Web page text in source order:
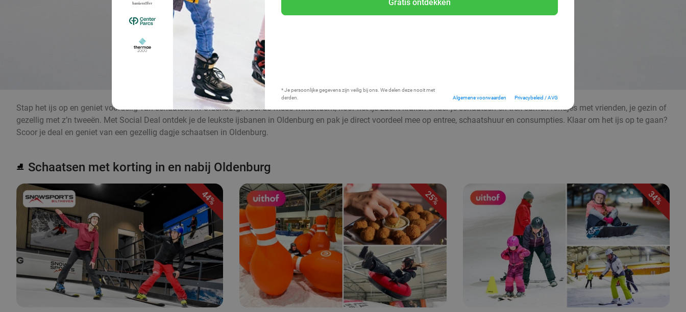
Gratis ontdekken
* Je persoonlijke gegevens zijn veilig bij ons. We delen deze nooit met
derden.
Algemene voorwaarden Privacybeleid / AVG
Stap het ijs op en geniet voordelig van schaatsen in Oldenburg. Voel de frisse winterlucht, hoor het ijs zacht kraken onder je schaatsen en trek samen rondjes met vrienden, je gezin of
gezellig met z’n tweeën. Met Social Deal ontdek je de leukste ijsbanen in Oldenburg en pak je direct voordeel mee op entree, schaatshuur en consumpties. Klaar om het ijs op te gaan?
Scoor je deal en geniet van een gezellig dagje schaatsen in Oldenburg.
⛸️ Schaatsen met korting in en nabij Oldenburg
44% 25% 34%